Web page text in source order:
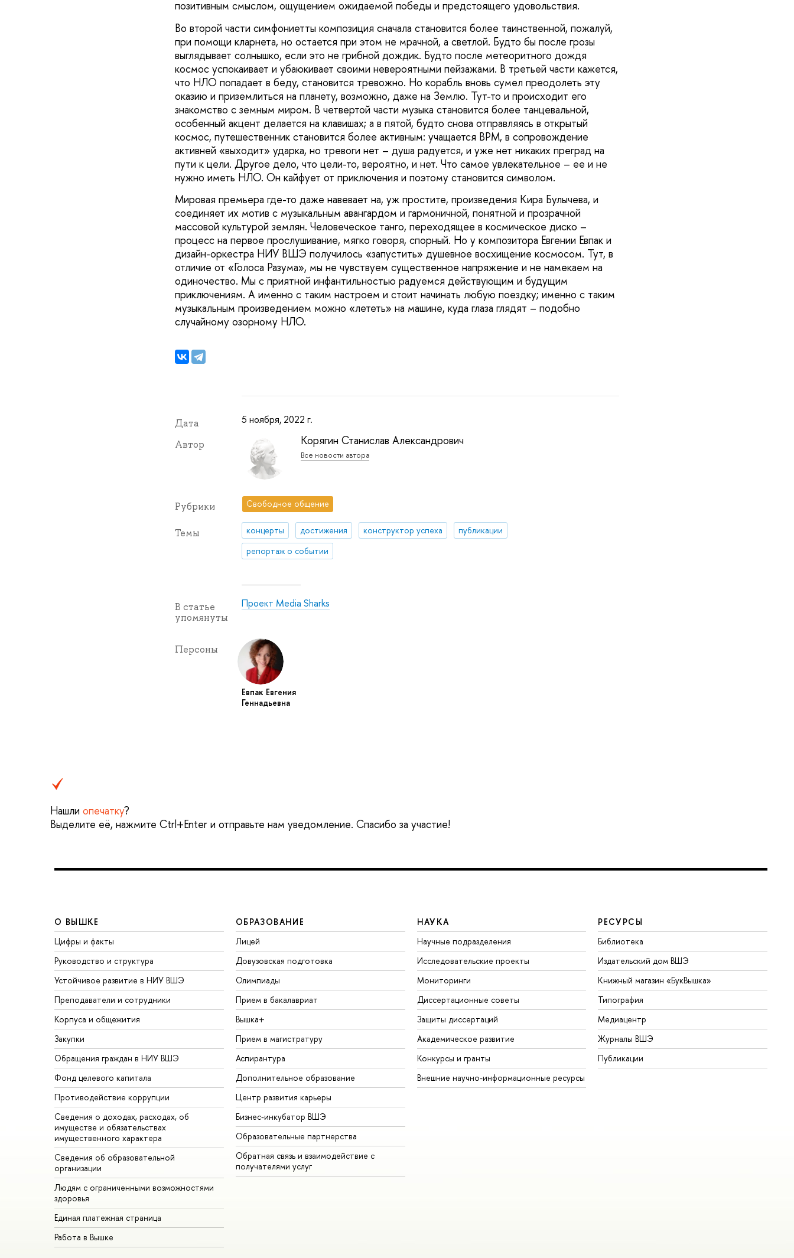
позитивным смыслом, ощущением ожидаемой победы и предстоящего удовольствия.
Во второй части симфониетты композиция сначала становится более таинственной, пожалуй,
при помощи кларнета, но остается при этом не мрачной, а светлой. Будто бы после грозы
выглядывает солнышко, если это не грибной дождик. Будто после метеоритного дождя
космос успокаивает и убаюкивает своими невероятными пейзажами. В третьей части кажется,
что НЛО попадает в беду, становится тревожно. Но корабль вновь сумел преодолеть эту
оказию и приземлиться на планету, возможно, даже на Землю. Тут-то и происходит его
знакомство с земным миром. В четвертой части музыка становится более танцевальной,
особенный акцент делается на клавишах; а в пятой, будто снова отправляясь в открытый
космос, путешественник становится более активным: учащается BPM, в сопровождение
активней «выходит» ударка, но тревоги нет – душа радуется, и уже нет никаких преград на
пути к цели. Другое дело, что цели-то, вероятно, и нет. Что самое увлекательное – ее и не
нужно иметь НЛО. Он кайфует от приключения и поэтому становится символом.
Мировая премьера где-то даже навевает на, уж простите, произведения Кира Булычева, и
соединяет их мотив с музыкальным авангардом и гармоничной, понятной и прозрачной
массовой культурой землян. Человеческое танго, переходящее в космическое диско –
процесс на первое прослушивание, мягко говоря, спорный. Но у композитора Евгении Евпак и
дизайн-оркестра НИУ ВШЭ получилось «запустить» душевное восхищение космосом. Тут, в
отличие от «Голоса Разума», мы не чувствуем существенное напряжение и не намекаем на
одиночество. Мы с приятной инфантильностью радуемся действующим и будущим
приключениям. А именно с таким настроем и стоит начинать любую поездку; именно с таким
музыкальным произведением можно «лететь» на машине, куда глаза глядят – подобно
случайному озорному НЛО.
Дата 5 ноября, 2022 г.
Автор Корягин Станислав Александрович
Все новости автора
Рубрики Свободное общение
Темы концерты достижения конструктор успеха
публикации
репортаж о событии
В статье
упомянуты
Проект Media Sharks
Персоны
Евпак Евгения
Геннадьевна
Нашли опечатку?
Выделите её, нажмите Ctrl+Enter и отправьте нам уведомление. Спасибо за участие!
О ВЫШКЕ
Цифры и факты
Руководство и структура
Устойчивое развитие в НИУ ВШЭ
Преподаватели и сотрудники
Корпуса и общежития
Закупки
Обращения граждан в НИУ ВШЭ
Фонд целевого капитала
Противодействие коррупции
Сведения о доходах, расходах, об
имуществе и обязательствах
имущественного характера
Сведения об образовательной
организации
Людям с ограниченными возможностями
здоровья
Единая платежная страница
Работа в Вышке
ОБРАЗОВАНИЕ
Лицей
Довузовская подготовка
Олимпиады
Прием в бакалавриат
Вышка+
Прием в магистратуру
Аспирантура
Дополнительное образование
Центр развития карьеры
Бизнес-инкубатор ВШЭ
Образовательные партнерства
Обратная связь и взаимодействие с
получателями услуг
НАУКА
Научные подразделения
Исследовательские проекты
Мониторинги
Диссертационные советы
Защиты диссертаций
Академическое развитие
Конкурсы и гранты
Внешние научно-информационные ресурсы
РЕСУРСЫ
Библиотека
Издательский дом ВШЭ
Книжный магазин «БукВышка»
Типография
Медиацентр
Журналы ВШЭ
Публикации